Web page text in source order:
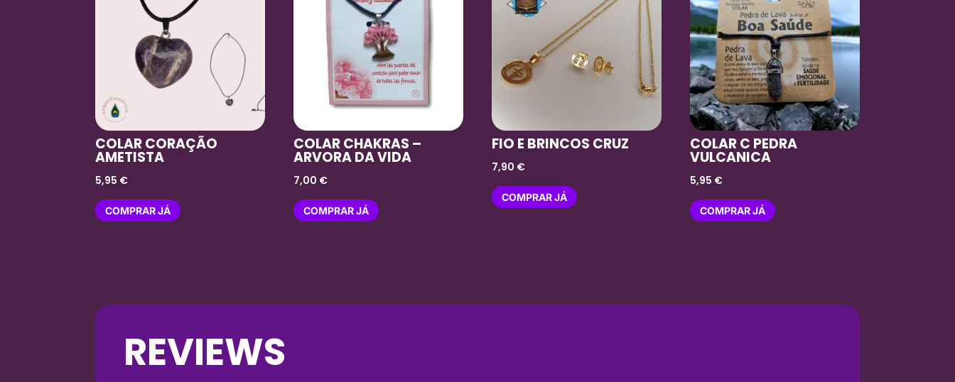
COLAR CORAÇÃO
AMETISTA
5,95 €
COMPRAR JÁ
COLAR CHAKRAS –
ARVORA DA VIDA
7,00 €
COMPRAR JÁ
FIO E BRINCOS CRUZ
7,90 €
COMPRAR JÁ
COLAR C PEDRA
VULCANICA
5,95 €
COMPRAR JÁ
REVIEWS